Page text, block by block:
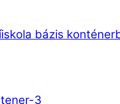
bázis